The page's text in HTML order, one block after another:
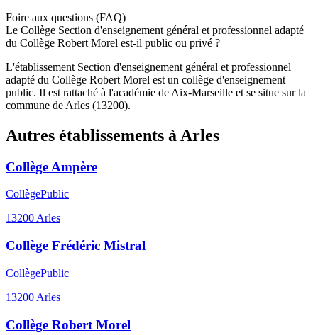
Foire aux questions (FAQ)
Le Collège Section d'enseignement général et professionnel adapté
du Collège Robert Morel est-il public ou privé ?
L'établissement Section d'enseignement général et professionnel
adapté du Collège Robert Morel est un collège d'enseignement
public. Il est rattaché à l'académie de Aix-Marseille et se situe sur la
commune de Arles (13200).
Autres établissements à Arles
Collège Ampère
CollègePublic
13200Arles
Collège Frédéric Mistral
CollègePublic
13200 Arles
Collège Robert Morel